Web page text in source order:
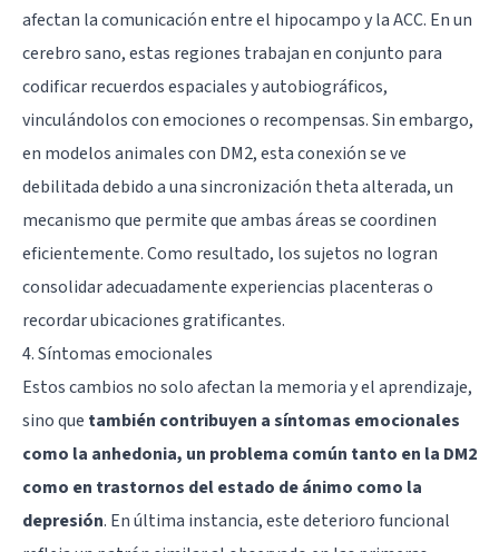
afectan la comunicación entre el hipocampo y la ACC. En un
cerebro sano, estas regiones trabajan en conjunto para
codificar recuerdos espaciales y autobiográficos,
vinculándolos con emociones o recompensas. Sin embargo,
en modelos animales con DM2, esta conexión se ve
debilitada debido a una sincronización theta alterada, un
mecanismo que permite que ambas áreas se coordinen
eficientemente. Como resultado, los sujetos no logran
consolidar adecuadamente experiencias placenteras o
recordar ubicaciones gratificantes.
4. Síntomas emocionales
Estos cambios no solo afectan la memoria y el aprendizaje,
sino que también contribuyen a síntomas emocionales
como la anhedonia, un problema común tanto en la DM2
como en trastornos del estado de ánimo como la
depresión. En última instancia, este deterioro funcional